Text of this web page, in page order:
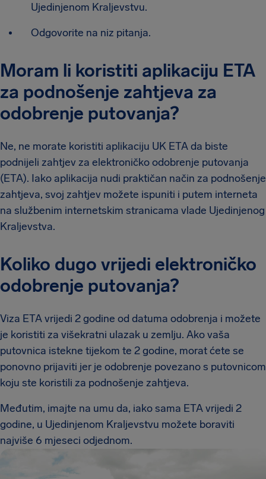
Ujedinjenom Kraljevstvu.
Odgovorite na niz pitanja.
Moram li koristiti aplikaciju ETA
za podnošenje zahtjeva za
odobrenje putovanja?
Ne, ne morate koristiti aplikaciju UK ETA da biste
podnijeli zahtjev za elektroničko odobrenje putovanja
(ETA). Iako aplikacija nudi praktičan način za podnošenje
zahtjeva, svoj zahtjev možete ispuniti i putem interneta
na službenim internetskim stranicama vlade Ujedinjenog
Kraljevstva.
Koliko dugo vrijedi elektroničko
odobrenje putovanja?
Viza ETA vrijedi 2 godine od datuma odobrenja i možete
je koristiti za višekratni ulazak u zemlju. Ako vaša
putovnica istekne tijekom te 2 godine, morat ćete se
ponovno prijaviti jer je odobrenje povezano s putovnicom
koju ste koristili za podnošenje zahtjeva.
Međutim, imajte na umu da, iako sama ETA vrijedi 2
godine, u Ujedinjenom Kraljevstvu možete boraviti
najviše 6 mjeseci odjednom.